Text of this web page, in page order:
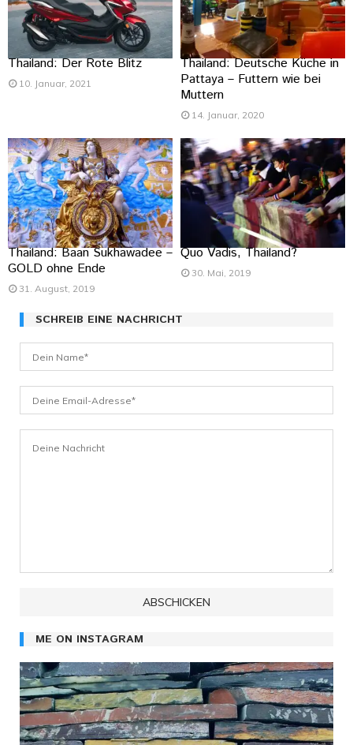
Thailand: Der Rote Blitz
10. Januar, 2021
Thailand: Deutsche Küche in
Pattaya – Futtern wie bei
Muttern
14. Januar, 2020
Thailand: Baan Sukhawadee –
GOLD ohne Ende
31. August, 2019
Quo Vadis, Thailand?
30. Mai, 2019
SCHREIB EINE NACHRICHT
ME ON INSTAGRAM